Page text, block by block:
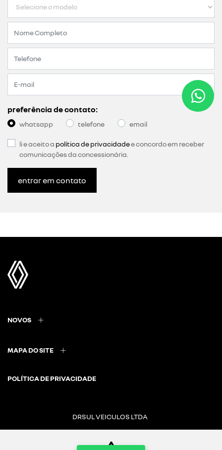
preferência de contato:
whatsapp telefone email
li e aceito a política de privacidadee concordo em receber
comunicações da concessionária.
entrar em contato
NOVOS
MAPA DO SITE
POLÍTICA DE PRIVACIDADE
DRSUL VEICULOS LTDA